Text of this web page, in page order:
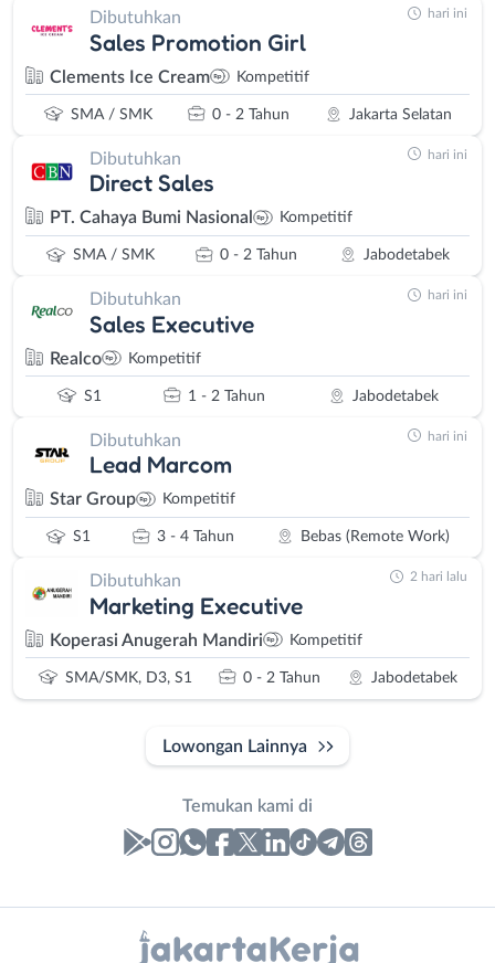
Dibutuhkan
Sales Promotion Girl
Clements Ice Cream Kompetitif
SMA / SMK 0 - 2 Tahun Jakarta Selatan
hari ini
Dibutuhkan
Direct Sales
PT. Cahaya Bumi Nasional Kompetitif
SMA / SMK 0 - 2 Tahun Jabodetabek
hari ini
Dibutuhkan
Sales Executive
Realco Kompetitif
S1 1 - 2 Tahun Jabodetabek
hari ini
Dibutuhkan
Lead Marcom
Star Group Kompetitif
S1 3 - 4 Tahun Bebas (Remote Work)
hari ini
Dibutuhkan
Marketing Executive
Koperasi Anugerah Mandiri Kompetitif
SMA/SMK, D3, S1 0 - 2 Tahun Jabodetabek
2 hari lalu
Lowongan Lainnya
Temukan kami di